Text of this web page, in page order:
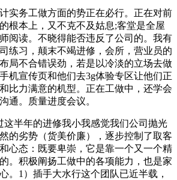
务工做方面的势正在必行。正在对前
根本上，又不克不及姑息;客堂是全屋
阅读。不晓得能否违反了公司的。我有
练习，颠末不竭进修，会所，营业员的
局不合错误劲，若是以冷淡的立场去做
机宣传页和他们去3g体验专区让他们正
比力满意的机型。正在工做中，还学会
通。质量进度会议。
半年的进修我小我感觉我们公司抛光
的劣势（货美价廉），逐步控制了取客
心态：既要卑崇，它是靠一个又一个精
。积极阐扬工做中的各项能力，也是家
。1）插手大水行这个团队已近半载，